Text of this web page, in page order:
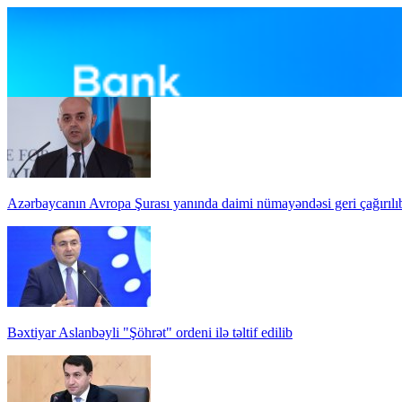
Azərbaycanın Avropa Şurası yanında daimi nümayəndəsi geri
Bəxtiyar Aslanbəyli "Şöhrət" ordeni ilə təltif edilib